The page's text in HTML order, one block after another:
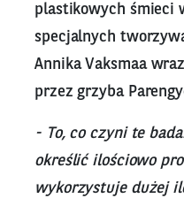
plastikowych śmieci
specjalnych
Annika Vaksmaa
przez grzyba
- To, co czyni te
określić ilościowo
wykorzystuje dużej